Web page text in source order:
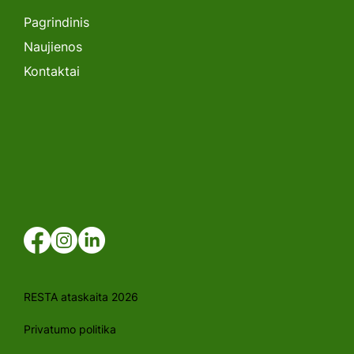
pritraukė
Pagrindinis
Naujienos
Kontaktai
RESTA ataskaita 2026
Privatumo politika